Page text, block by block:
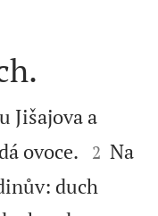
Jišajova a
ovoce. 

2 Na
duch